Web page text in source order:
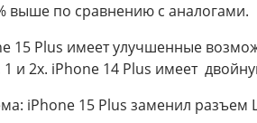
выше по сравнению с аналогами.
15 Plus имеет улучшенные
1 и 2x. iPhone 14 Plus имеет
iPhone 15 Plus заменил разъем